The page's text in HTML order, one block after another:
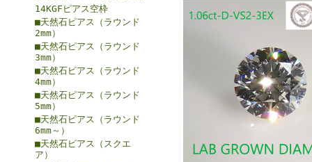
14KGFピアス空枠
■天然石ピアス（ラウンド
2mm）
■天然石ピアス（ラウンド
3mm）
■天然石ピアス（ラウンド
4mm）
■天然石ピアス（ラウンド
5mm）
■天然石ピアス（ラウンド
6mm～）
■天然石ピアス（スクエ
ア）